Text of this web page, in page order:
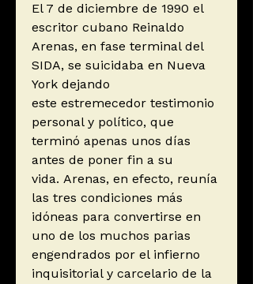
El 7 de diciembre de 1990 el
escritor cubano Reinaldo
Arenas, en fase terminal del
SIDA, se suicidaba en Nueva
York dejando
este estremecedor testimonio
personal y político, que
terminó apenas unos días
antes de poner fin a su
vida. Arenas, en efecto, reunía
las tres condiciones más
idóneas para convertirse en
uno de los muchos parias
engendrados por el infierno
inquisitorial y carcelario de la